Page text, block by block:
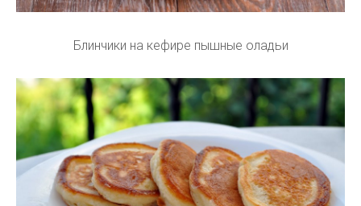
Блинчики на кефире пышные оладьи